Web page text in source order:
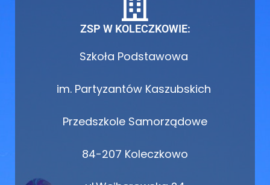
ZSP W KOLECZKOWIE:
Szkoła Podstawowa
im. Partyzantów Kaszubskich
Przedszkole Samorządowe
84-207 Koleczkowo